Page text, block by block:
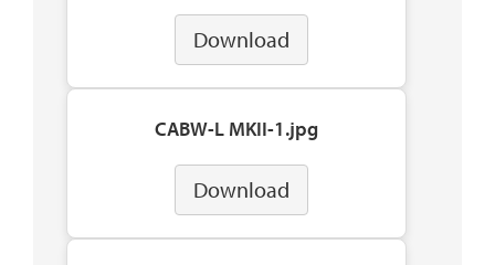
Download
CABW-L MKII-1.jpg
Download